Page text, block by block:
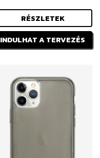
RÉSZLETEK
INDULHAT A TERVEZÉS